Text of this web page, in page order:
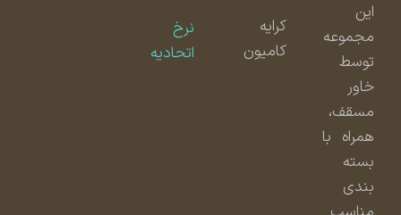
مجموعه
توسط
مسقف،
همراه با
بسته
بندی
کامیون
اتحادیه